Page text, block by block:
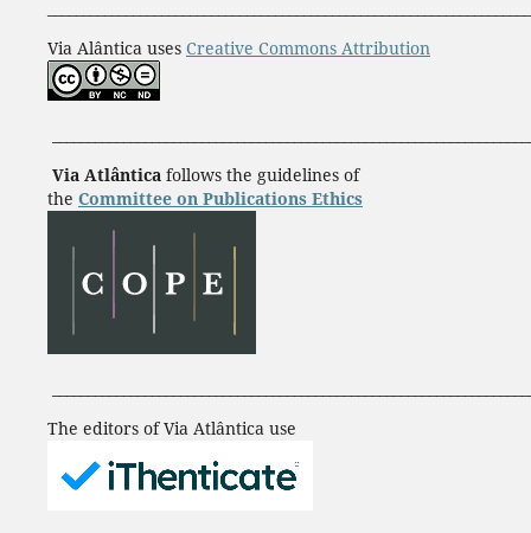
Via Alântica uses Creative Commons Attribution
Via Atlânticafollows the guidelines of
the Committee on Publications Ethics
The editors of Via Atlântica use